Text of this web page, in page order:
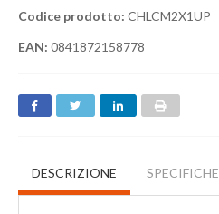
Codice prodotto: CHLCM2X1UP
EAN: 0841872158778
DESCRIZIONE SPECIFICHE